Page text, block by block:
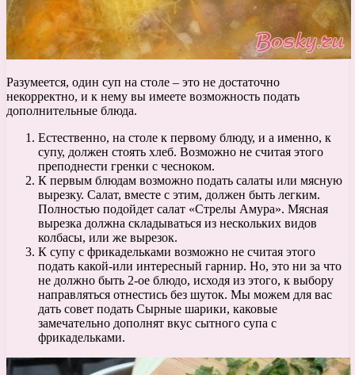
Разумеется, один суп на столе – это не достаточно
некорректно, и к нему вы имеете возможность подать
дополнительные блюда.
Естественно, на столе к первому блюду, и а именно, к
супу, должен стоять хлеб. Возможно не считая этого
преподнести гренки с чесноком.
К первым блюдам возможно подать салаты или мясную
вырезку. Салат, вместе с этим, должен быть легким.
Полностью подойдет салат «Стрелы Амура». Мясная
вырезка должна складываться из нескольких видов
колбасы, или же вырезок.
К супу с фрикадельками возможно не считая этого
подать какой-или интересный гарнир. Но, это ни за что
не должно быть 2-ое блюдо, исходя из этого, к выбору
направляться отнестись без шуток. Мы можем для вас
дать совет подать Сырные шарики, каковые
замечательно дополнят вкус сытного супа с
фрикадельками.